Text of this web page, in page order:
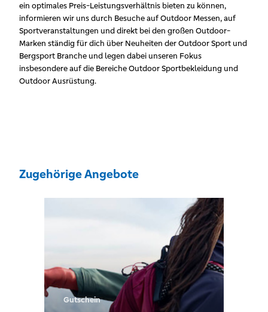
ein optimales Preis-Leistungsverhältnis bieten zu können,
informieren wir uns durch Besuche auf Outdoor Messen, auf
Sportveranstaltungen und direkt bei den großen Outdoor-
Marken ständig für dich über Neuheiten der Outdoor Sport und
Bergsport Branche und legen dabei unseren Fokus
insbesondere auf die Bereiche Outdoor Sportbekleidung und
Outdoor Ausrüstung.
Zugehörige Angebote
Gutschein